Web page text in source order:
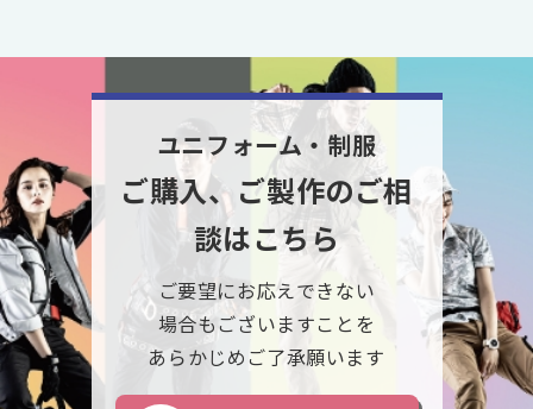
ユニフォーム・制服
ご購入、ご製作のご相
談はこちら
ご要望にお応えできない
場合もございますことを
あらかじめご了承願います